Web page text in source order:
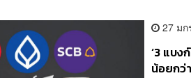
27 มก
‘3 แบง
น้อยกว่